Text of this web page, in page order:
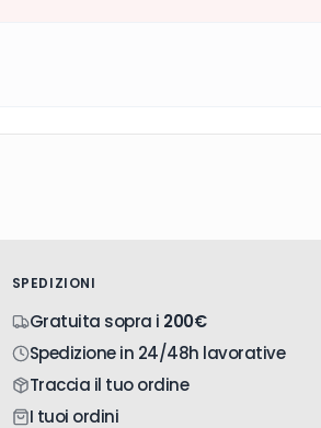
SPEDIZIONI
Gratuita sopra i 200€
Spedizione in 24/48h lavorative
Traccia il tuo ordine
I tuoi ordini